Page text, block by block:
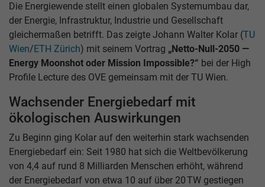
Die Energiewende stellt einen globalen Systemumbau dar,
der Energie, Infrastruktur, Industrie und Gesellschaft
gleichermaßen betrifft. Das zeigte Johann Walter Kolar (TU
Wien/ ETH Zürich) mit seinem Vortrag „Netto-Null-2050 —
Energy Moonshot oder Mission Impossible?“ bei der High
Profile Lecture des OVE gemeinsam mit der TU Wien.
Wachsender Energiebedarf mit
ökologischen Auswirkungen
Zu Beginn ging Kolar auf den weiterhin stark wachsenden
Energiebedarf ein: Seit 1980 hat sich die Weltbevölkerung
von 4,4 auf rund 8 Milliarden Menschen erhöht, während
der Energiebedarf von etwa 10 auf über 20 TW gestiegen